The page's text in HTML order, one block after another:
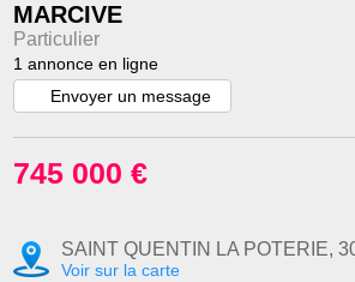
MARCIVE
Particulier
1 annonce en ligne
Envoyer un message
745 000 €
SAINT QUENTIN LA POTERIE,
Voir sur la carte